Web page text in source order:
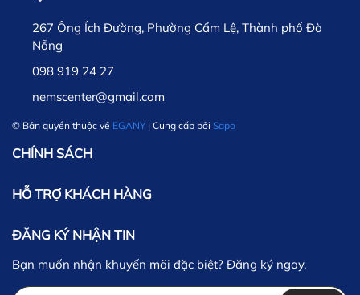
267 Ông Ích Đường, Phường Cẩm Lệ, Thành phố Đà
Nẵng
098 919 24 27
nemscenter@gmail.com
© Bản quyền thuộc về EGANY | Cung cấp bởi Sapo
CHÍNH SÁCH
HỖ TRỢ KHÁCH HÀNG
ĐĂNG KÝ NHẬN TIN
Bạn muốn nhận khuyến mãi đặc biệt? Đăng ký ngay.